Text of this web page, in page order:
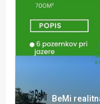
BeMi